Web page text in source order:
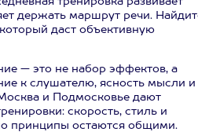
держать маршрут речи.
даст объективную
— это не набор эффектов, а
к слушателю, ясность мысли и
и Подмосковье дают
скорость, стиль и
принципы остаются общими.